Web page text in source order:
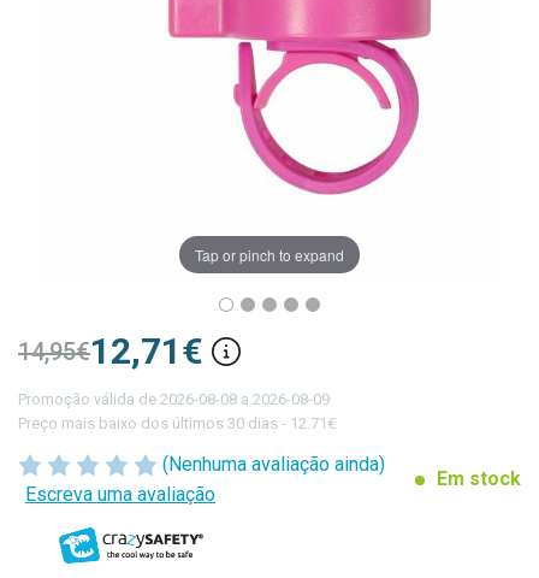
Tap or pinch to expand
(Nenhuma avaliação ainda)
Escreva uma avaliação
Em stock
12,71€
14,95€
Promoção válida de 2026-08-08 a 2026-08-09
Preço mais baixo dos últimos 30 dias - 12.71€